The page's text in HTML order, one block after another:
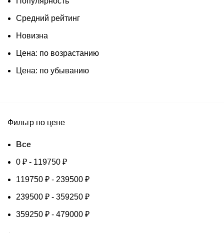
Средний рейтинг
Новизна
Цена: по возрастанию
Цена: по убыванию
Фильтр по цене
Все
0 ₽ - 119750 ₽
119750 ₽ - 239500 ₽
239500 ₽ - 359250 ₽
359250 ₽ - 479000 ₽